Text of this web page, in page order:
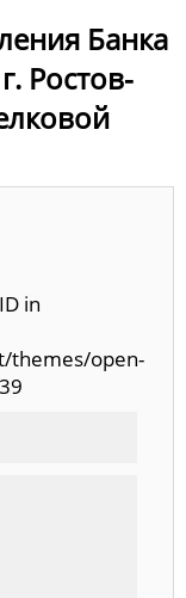
Банка
Ростов-
in
themes/open-